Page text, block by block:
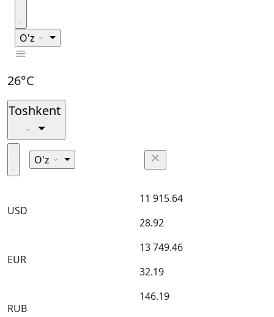
O'z
26°C
Toshkent
O'z
USD
11 915.64
28.92
EUR
13 749.46
32.19
RUB
146.19